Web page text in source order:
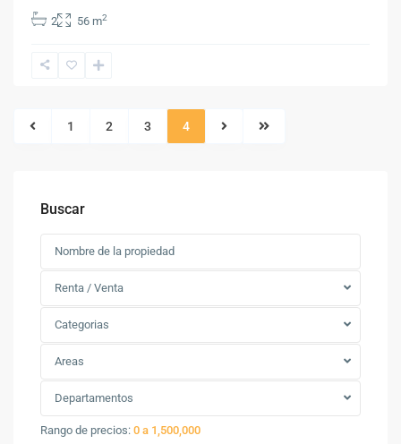
2 56 m2
1 2 3 4
Buscar
Renta / Venta
Categorias
Areas
Departamentos
Rango de precios: 0 a 1,500,000